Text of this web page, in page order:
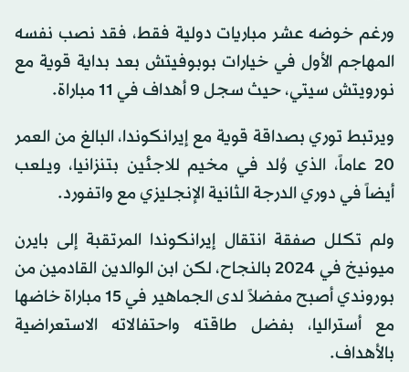
ورغم خوضه عشر مباريات دولية فقط، فقد نصب نفسه
المهاجم الأول في خيارات بوبوفيتش بعد بداية قوية مع
نورويتش سيتي، حيث سجل 9 أهداف في 11 مباراة.
ويرتبط توري بصداقة قوية مع إيرانكوندا، البالغ من العمر
20 عاماً، الذي وُلد في مخيم للاجئين بتنزانيا، ويلعب
أيضاً في دوري الدرجة الثانية الإنجليزي مع واتفورد.
ولم تكلل صفقة انتقال إيرانكوندا المرتقبة إلى بايرن
ميونيخ في 2024 بالنجاح، لكن ابن الوالدين القادمين من
بوروندي أصبح مفضلاً لدى الجماهير في 15 مباراة خاضها
مع أستراليا، بفضل طاقته واحتفالاته الاستعراضية
بالأهداف.